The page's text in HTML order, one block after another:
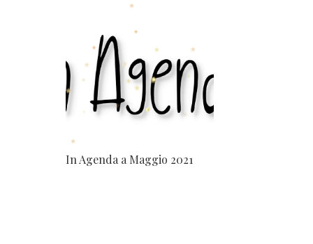
In Agenda a Maggio 2021